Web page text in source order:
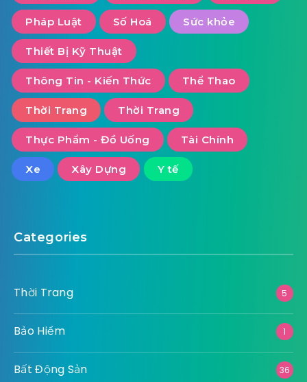
Pháp Luật Số Hoá Sức khỏe
Thiết Bị Kỹ Thuật
Thông Tin - Kiến Thức Thể Thao
Thời Trang Thời Trang
Thực Phẩm - Đồ Uống Tài Chính
Xe Xây Dựng Y tế
Categories
Thời Trang 5
Bảo Hiểm 1
Bất Động Sản 36